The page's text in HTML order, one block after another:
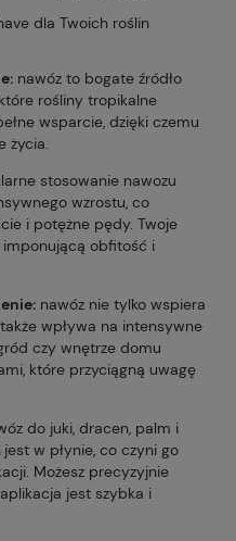
dla Twoich roślin
nawóz to bogate źródło
rośliny tropikalne
wsparcie, dzięki czemu
życia.
stosowanie nawozu
wzrostu, co
i potężne pędy. Twoje
imponującą obfitość i
nawóz nie tylko wspiera
wpływa na intensywne
czy wnętrze domu
które przyciągną uwagę
do juki, dracen, palm i
jest w płynie, co czyni go
Możesz precyzyjnie
jest szybka i